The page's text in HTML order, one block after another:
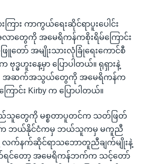
ကြား ကာကွယ်ရေးဆိုင်ရာပူးပေါင်း
ာတွေကို အမေရိကန်ကစိုးရိမ်ကြောင်း
တော် အမျိုးသားလုံခြုံရေးကောင်စီ
ဗုဒ္ဓဟူးနေ့မှာ ပြောပါတယ်။ ရုရှားနဲ့
ား အဆက်အသွယ်တွေကို အမေရိကန်က
ာင်း Kirby က ပြောပါတယ်။
ည်သူတွေကို မစ္စတာပူတင်က သတ်ဖြတ်
ါ်က ဘယ်နိုင်ငံကမှ ဘယ်သူကမှ မကူညီ
က်နက်ဆိုင်ရာသဘောတူညီချက်မျိုးနဲ့
င်တော့ အမေရိကန်ဘက်က သင့်တော်